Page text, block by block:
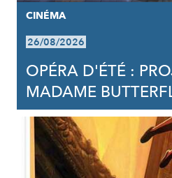
CINÉMA
26/08/2026
OPÉRA D'ÉTÉ :
MADAME